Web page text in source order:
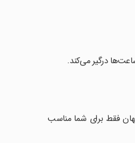
فقط برای شما مناسب